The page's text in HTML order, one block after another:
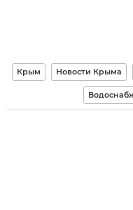
Крым Новости Крыма